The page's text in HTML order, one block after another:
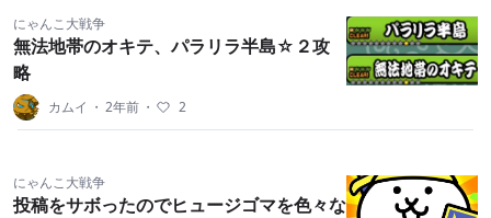
にゃんこ大戦争
無法地帯のオキテ、パラリラ半島☆２攻
略
カムイ ・ 2年前 ・ 2
にゃんこ大戦争
投稿をサボったのでヒュージゴマを色々な